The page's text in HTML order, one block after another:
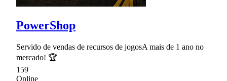
PowerShop
Servido de vendas de recursos de jogosA mais de 1 ano no
mercado! 🏆
159
Online